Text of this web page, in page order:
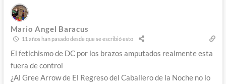
Mario Angel Baracus
11 años han pasado desde que se escribió esto
El fetichismo de DC por los brazos amputados realmente esta
fuera de control
¿Al Gree Arrow de El Regreso del Caballero de la Noche no lo